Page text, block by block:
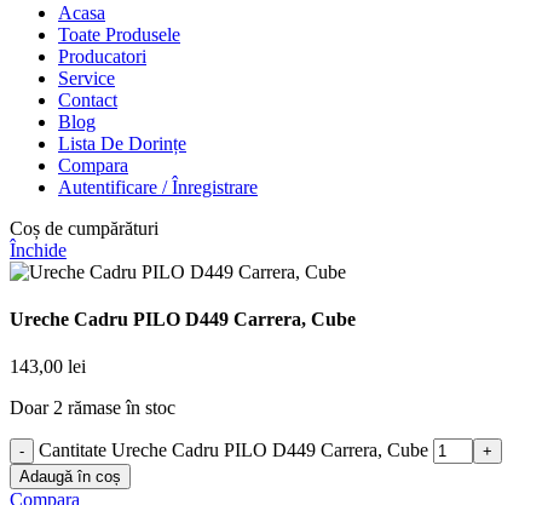
Acasa
Toate Produsele
Producatori
Service
Contact
Blog
Lista De Dorințe
Compara
Autentificare / Înregistrare
Coș de cumpărături
Închide
Ureche Cadru PILO D449 Carrera, Cube
143,00 lei
Doar 2 rămase în stoc
Cantitate Ureche Cadru PILO D449 Carrera, Cube
Adaugă în coș
Compara